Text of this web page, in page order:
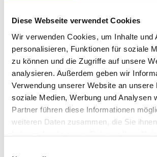
Diese Webseite verwendet Cookies
Wir verwenden Cookies, um Inhalte und
personalisieren, Funktionen für soziale
zu können und die Zugriffe auf unsere
analysieren. Außerdem geben wir
Verwendung unserer Website an unsere
soziale Medien, Werbung und Analysen
Partner führen diese Informationen
weiteren Daten zusammen, die Sie
haben oder die sie im Rahmen Ihrer
deiner individuellen Vorlage
anstatt eine Einheitslösung
Der Prozess des
Schreibens kann ohne das
Wissen eine große
darstellen. Jedoch,
denTechniken und
Kurses, wird die